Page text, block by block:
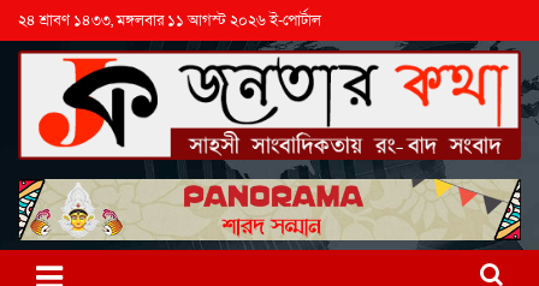
২৪ শ্রাবণ ১৪৩৩, মঙ্গলবার ১১ আগস্ট ২০২৬ ই-পোর্টাল